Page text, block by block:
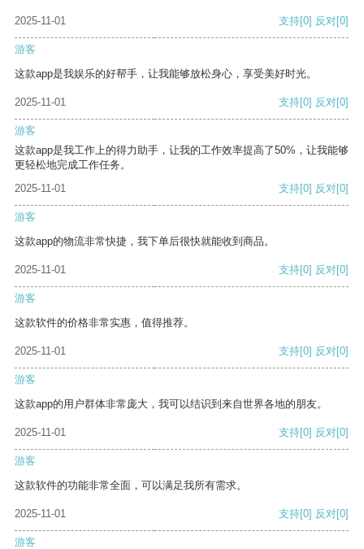
2025-11-01 支持[0] 反对[0]
游客
这款app是我娱乐的好帮手，让我能够放松身心，享受美好时光。
2025-11-01 支持[0] 反对[0]
游客
这款app是我工作上的得力助手，让我的工作效率提高了50%，让我能够
更轻松地完成工作任务。
2025-11-01
支持[0] 反对[0]
游客
这款app的物流非常快捷，我下单后很快就能收到商品。
2025-11-01 支持[0] 反对[0]
游客
这款软件的价格非常实惠，值得推荐。
2025-11-01 支持[0] 反对[0]
游客
这款app的用户群体非常庞大，我可以结识到来自世界各地的朋友。
2025-11-01 支持[0] 反对[0]
游客
这款软件的功能非常全面，可以满足我所有需求。
2025-11-01 支持[0] 反对[0]
游客